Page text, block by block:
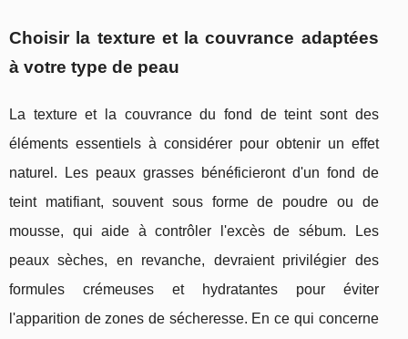
Choisir la texture et la couvrance adaptées
à votre type de peau
La texture et la couvrance du fond de teint sont des
éléments essentiels à considérer pour obtenir un effet
naturel. Les peaux grasses bénéficieront d'un fond de
teint matifiant, souvent sous forme de poudre ou de
mousse, qui aide à contrôler l'excès de sébum. Les
peaux sèches, en revanche, devraient privilégier des
formules crémeuses et hydratantes pour éviter
l'apparition de zones de sécheresse. En ce qui concerne